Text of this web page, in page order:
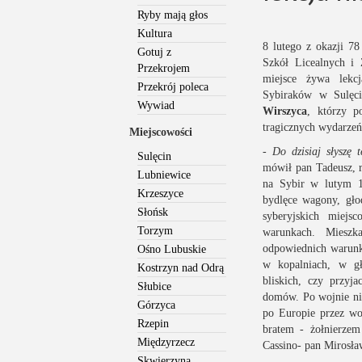
Ryby mają głos
Kultura
Gotuj z
Przekrojem
Przekrój poleca
Wywiad
Miejscowości
Sulęcin
Lubniewice
Krzeszyce
Słońsk
Torzym
Ośno Lubuskie
Kostrzyn nad Odrą
Słubice
Górzyca
Rzepin
Międzyrzecz
8 lutego z okazji 78
Szkół Licealnych i
miejsce żywa
Sybiraków w
Wirszyca, którzy
tragicznych
- Do dzisiaj słyszę
mówił pan Tadeusz,
na Sybir w lutym
bydlęce wagony,
syberyjskich
warunkach.
odpowiednich
w kopalniach, w
bliskich, czy
domów. Po wojnie
po Europie przez
bratem -
Cassino- pan